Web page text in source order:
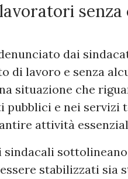
dai
di lavoro e senza
situazione che
pubblici e nei
attività
sindacali
stabilizzati sia